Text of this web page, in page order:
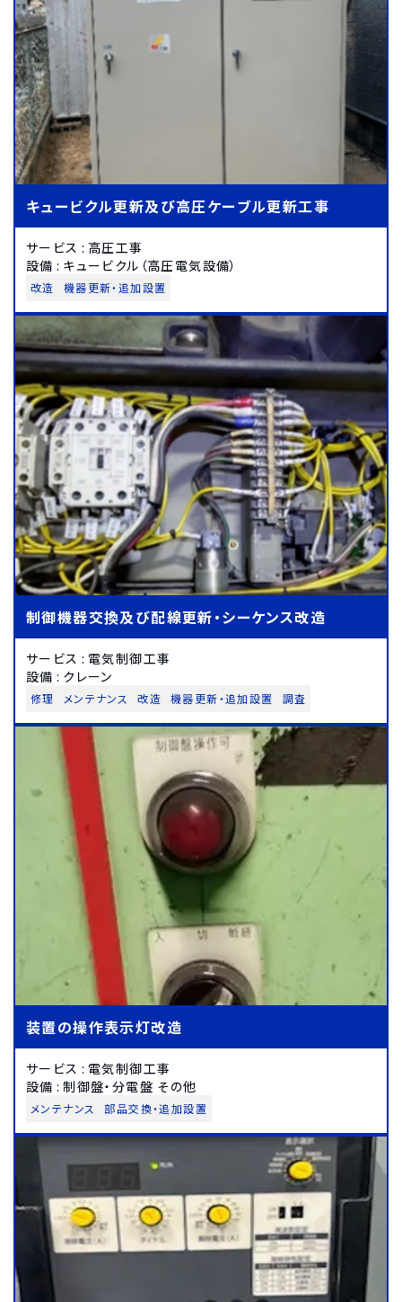
キュービクル更新及び高圧ケーブル更新工事
サービス : 高圧工事
設備 : キュービクル（高圧電気設備）
改造 機器更新・追加設置
制御機器交換及び配線更新・シーケンス改造
サービス : 電気制御工事
設備 : クレーン
修理 メンテナンス 改造 機器更新・追加設置 調査
装置の操作表示灯改造
サービス : 電気制御工事
設備 : 制御盤・分電盤 その他
メンテナンス 部品交換・追加設置